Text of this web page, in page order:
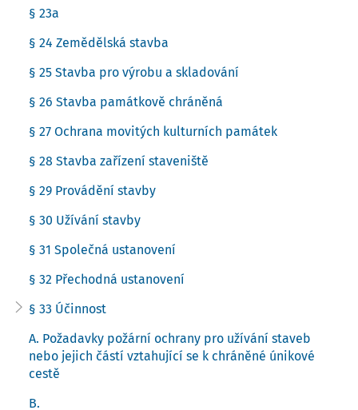
§ 23a
§ 24 Zemědělská stavba
§ 25 Stavba pro výrobu a skladování
§ 26 Stavba památkově chráněná
§ 27 Ochrana movitých kulturních památek
§ 28 Stavba zařízení staveniště
§ 29 Provádění stavby
§ 30 Užívání stavby
§ 31 Společná ustanovení
§ 32 Přechodná ustanovení
§ 33 Účinnost
A. Požadavky požární ochrany pro užívání staveb
nebo jejich částí vztahující se k chráněné únikové
cestě
B.